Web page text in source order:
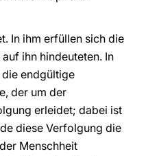
In ihm erfüllen sich die
ihn hindeuteten. In
endgültige
der um der
erleidet; dabei ist
diese Verfolgung die
Menschheit